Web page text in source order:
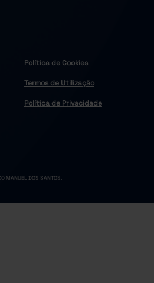
Política de Cookies
Termos de Utilização
Política de Privacidade
MANUEL DOS SANTOS.